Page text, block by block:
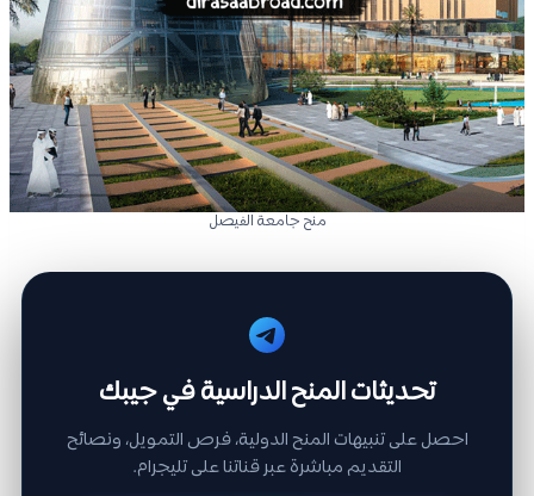
منح جامعة الفيصل
تحديثات المنح الدراسية في جيبك
احصل على تنبيهات المنح الدولية، فرص التمويل، ونصائح
التقديم مباشرة عبر قناتنا على تليجرام.